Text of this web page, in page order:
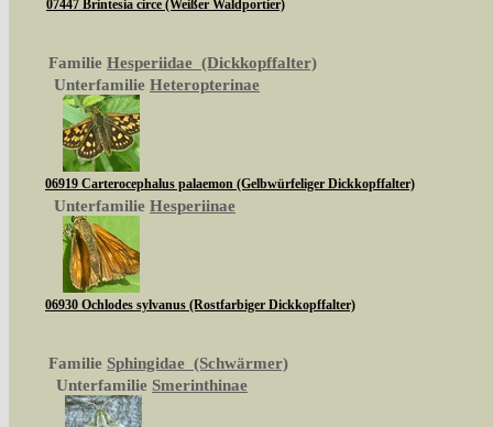
07447 Brintesia circe (Weißer Waldportier)
Familie Hesperiidae (Dickkopffalter)
Unterfamilie Heteropterinae
06919 Carterocephalus palaemon (Gelbwürfeliger Dickkopffalter)
Unterfamilie Hesperiinae
06930 Ochlodes sylvanus (Rostfarbiger Dickkopffalter)
Familie Sphingidae (Schwärmer)
Unterfamilie Smerinthinae